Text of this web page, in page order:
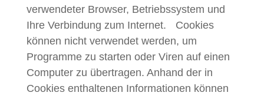
verwendeter Browser, Betriebssystem und
Ihre Verbindung zum Internet. Cookies
können nicht verwendet werden, um
Programme zu starten oder Viren auf einen
Computer zu übertragen. Anhand der in
Cookies enthaltenen Informationen können